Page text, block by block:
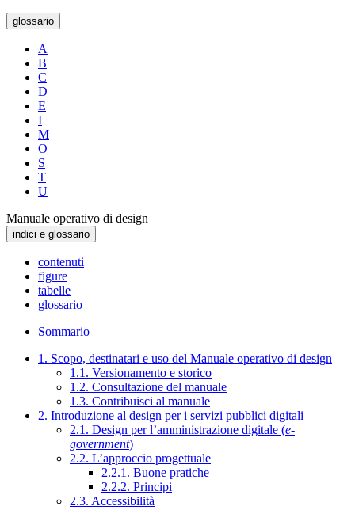
glossario
A
B
C
D
E
I
M
O
S
T
U
Manuale operativo di design
indici e glossario
contenuti
figure
tabelle
glossario
Sommario
1. Scopo, destinatari e uso del Manuale operativo di design
1.1. Versionamento e storico
1.2. Consultazione del manuale
1.3. Contribuisci al manuale
2. Introduzione al design per i servizi pubblici digitali
2.1. Design per l’amministrazione digitale (e-
government)
2.2. L’approccio progettuale
2.2.1. Buone pratiche
2.2.2. Principi
2.3. Accessibilità